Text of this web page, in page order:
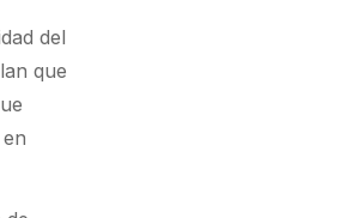
del
que